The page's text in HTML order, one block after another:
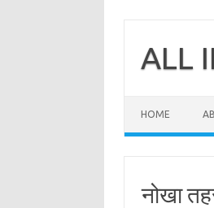
contentALL
HOME
नोखा